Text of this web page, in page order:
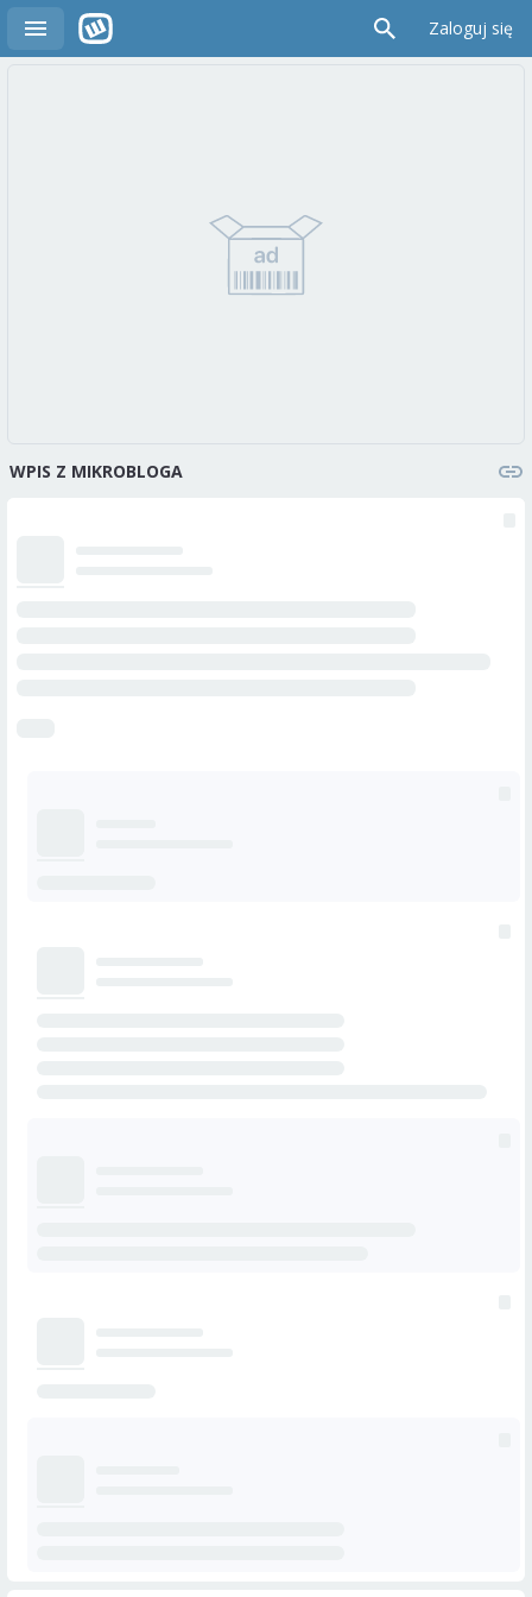
Zaloguj się
WPIS Z MIKROBLOGA